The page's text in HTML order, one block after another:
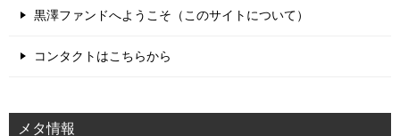
黒澤ファンドへようこそ（このサイトについて）
コンタクトはこちらから
メタ情報